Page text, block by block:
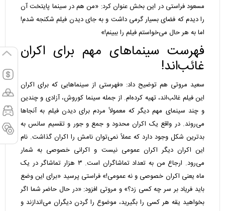
مسعود فراستی در این بخش عنوان کرد: «من هم در سینما پایتخت آن
را دیدم که فضای بسیار گرمی داشت و به جای دیدن فیلم شکنجه شدم!
اما به هر حال می‌خواستم فیلم را ببینم!»
فهرست سینماهای مهم برای اکران
غائب‌اند!
سعید مروتی هم توضیح داد: «فهرستی از سینماهایی که برای اکران
این فیلم غائب‌اند، تهیه کرده‌ام. از جمله سینما کوروش، آزادی و چندین
و چند سینمای مهم دیگر که معمولاً مردم برای دیدن فیلم به آنجاها
می‌روند. در واقع یک اکران محدود و جمع و جور و تقسیم سانس به
بدترین شکل وجود دارد که عملاً نمی‌توان نامش را اکران گذاشت. نام
این اکران دیگر اکران عمومی نیست و اکرانی خصوصی به شمار
می‌رود. ارجاع من به تعداد تماشاگران است. ۳ هزار تماشاگر در یک
ماه یعنی اکران خصوصی و نه عمومی!» فراستی پرسید «برای این وضع
باید فریاد بر سر چه کسی زد؟» و مروتی افزود: «در حال حاضر شما اگر
بخواهید یقه هر کسی را بگیرید، موضوع را گردن دیگران می‌اندازند و